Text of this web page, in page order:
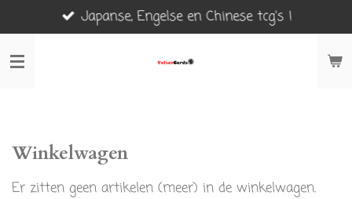
direct
naar
Japanse, Engelse en Chinese tcg's !
Winkelwagen
Er zitten geen artikelen (meer) in de winkelwagen.